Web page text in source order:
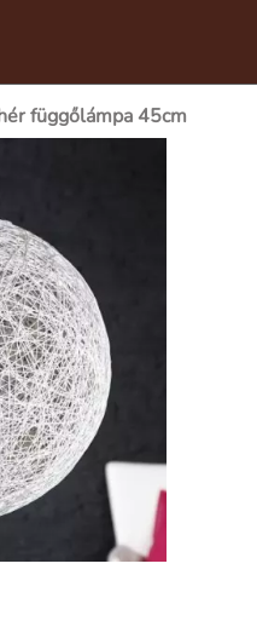
függőlámpa 45cm